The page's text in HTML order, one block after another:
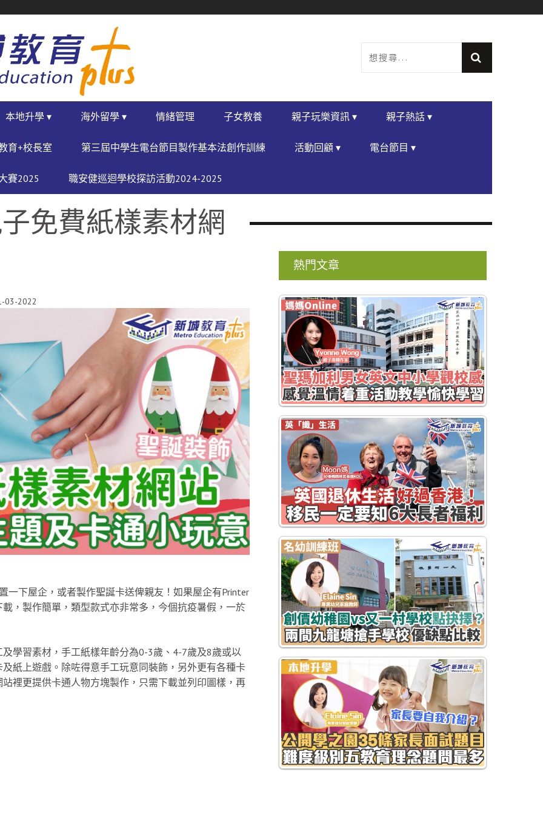
本地升學 ▾ 海外留學 ▾ 情緒管理 子女教養 親子玩樂資訊 ▾ 親子熱話 ▾
育+校長室 第三屆中學生電台節目製作基本法創作訓練 活動回顧 ▾ 電台節目 ▾
賽2025 職安健巡迴學校探訪活動2024-2025
免費紙樣素材網
03-2022
一下屋企，或者製作聖誕卡送俾親友！如果屋企有Printer
，製作簡單，類型款式亦非常多，今個抗疫暑假，一於
學習素材，手工紙樣年齡分為0-3歲、4-7歲及8歲或以
紙上遊戲。除咗得意手工玩意同裝飾，另外更有各種卡
裡更提供卡通人物方塊製作，只需下載並列印圖樣，再
熱門文章